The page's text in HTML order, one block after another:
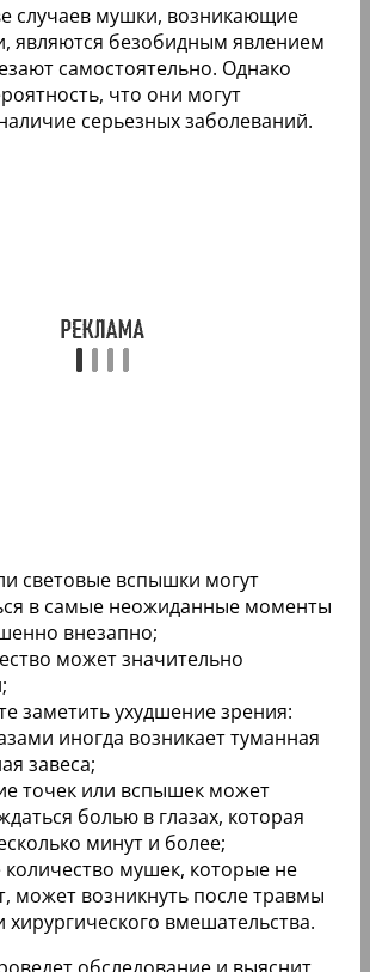
случаев мушки, возникающие
являются безобидным явлением
самостоятельно. Однако
что они могут
серьезных заболеваний.
световые вспышки могут
в самые неожиданные моменты
внезапно;
может значительно
заметить ухудшение зрения:
иногда возникает туманная
завеса;
точек или вспышек может
болью в глазах, которая
минут и более;
мушек, которые не
может возникнуть после травмы
хирургического вмешательства.